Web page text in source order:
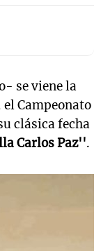
se viene la
el Campeonato
clásica fecha
Carlos Paz''.